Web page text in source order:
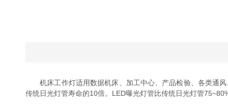
机床工作灯适用数据机床、加工中心、产品检验、各类通风
传统日光灯管寿命的10倍。LED曝光灯管比传统日光灯管